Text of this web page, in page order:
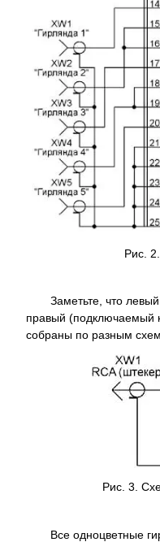
Рис.
Заметьте, что
правый (подключаемый
собраны по разным
Рис. 3.
Все одноцветные